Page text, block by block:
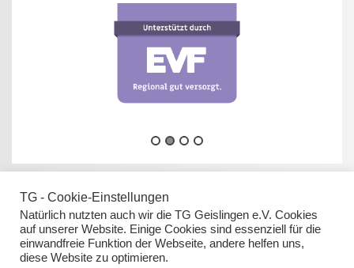
Datenschutz
TG - Cookie-Einstellungen
Natürlich nutzten auch wir die TG Geislingen e.V. Cookies
auf unserer Website. Einige Cookies sind essenziell für die
einwandfreie Funktion der Webseite, andere helfen uns,
diese Website zu optimieren.